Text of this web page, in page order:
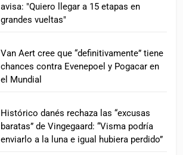
avisa: "Quiero llegar a 15 etapas en
grandes vueltas"
Van Aert cree que “definitivamente” tiene
chances contra Evenepoel y Pogacar en
el Mundial
Histórico danés rechaza las “excusas
baratas” de Vingegaard: “Visma podría
enviarlo a la luna e igual hubiera perdido”